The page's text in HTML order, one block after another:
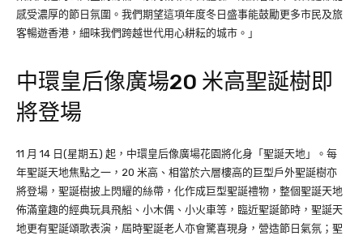
感受濃厚的節日氛圍。我們期望這項年度冬日盛事能鼓勵更多市民及旅
客暢遊香港，細味我們跨越世代用心耕耘的城市。」
中環皇后像廣場20 米高聖誕樹即
將登場
11 月 14 日(星期五) 起，中環皇后像廣場花園將化身「聖誕天地」。每
年聖誕天地焦點之一，20 米高、相當於六層樓高的巨型戶外聖誕樹亦
將登場，聖誕樹披上閃耀的絲帶，化作成巨型聖誕禮物，整個聖誕天地
佈滿童趣的經典玩具飛船、小木偶、小火車等，臨近聖誕節時，聖誕天
地更有聖誕頌歌表演，屆時聖誕老人亦會驚喜現身，營造節日氣氛；聖